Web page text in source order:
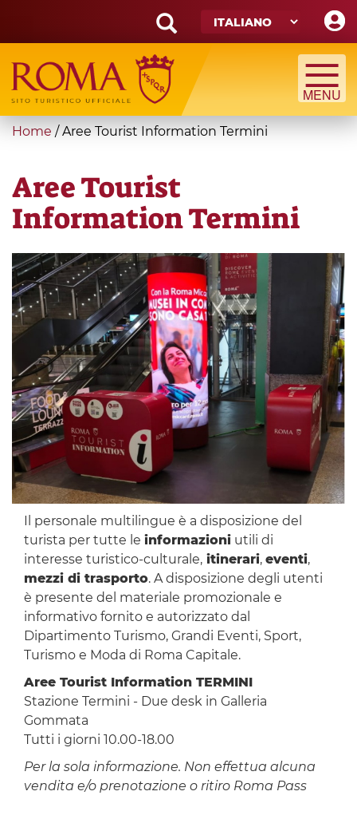
main
content
Search
form
Cerca
You
here
Home /Aree Tourist Information Termini
Aree Tourist
Information Termini
Il personale multilingue è a disposizione del
turista per tutte le informazioniutili di
interesse turistico-culturale,itinerari, eventi,
mezzi di trasporto. A disposizione degli utenti
è presente del materiale promozionale e
informativo fornito e autorizzato dal
Dipartimento Turismo, Grandi Eventi, Sport,
Turismo e Moda di Roma Capitale.
Aree Tourist Information TERMINI
Stazione Termini - Due desk in Galleria
Gommata
Tutti i giorni 10.00-18.00
Per la sola informazione. Non effettua alcuna
vendita e/o prenotazione o ritiro Roma Pass